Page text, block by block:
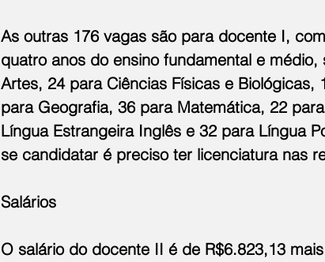
As outras 176 vagas são para docente I,
quatro anos do ensino fundamental e
Artes, 24 para Ciências Físicas e
para Geografia, 36 para Matemática, 22
Língua Estrangeira Inglês e 32 para Língua
se candidatar é preciso ter licenciatura nas
Salários
O salário do docente II é de R$6.823,13